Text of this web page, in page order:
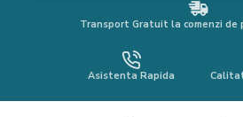
Transport Gratuit la comenzi de
Asistenta Rapida